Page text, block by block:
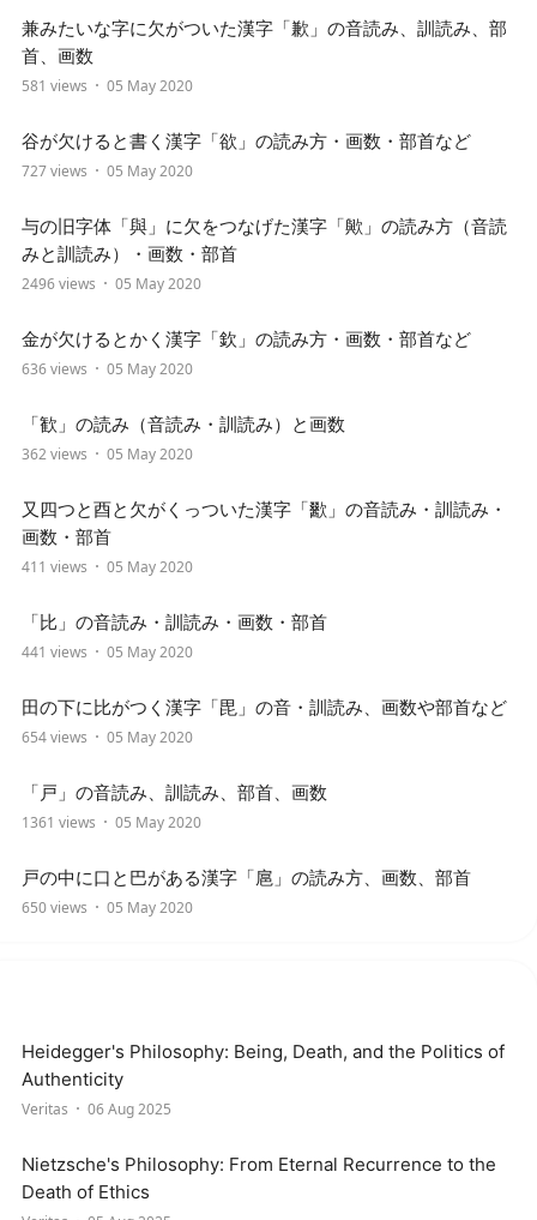
兼みたいな字に欠がついた漢字「歉」の音読み、訓読み、部
首、画数
581 views 05 May 2020
谷が欠けると書く漢字「欲」の読み方・画数・部首など
727 views 05 May 2020
与の旧字体「與」に欠をつなげた漢字「歟」の読み方（音読
みと訓読み）・画数・部首
2496 views 05 May 2020
金が欠けるとかく漢字「欽」の読み方・画数・部首など
636 views 05 May 2020
「歓」の読み（音読み・訓読み）と画数
362 views 05 May 2020
又四つと酉と欠がくっついた漢字「歠」の音読み・訓読み・
画数・部首
411 views 05 May 2020
「比」の音読み・訓読み・画数・部首
441 views 05 May 2020
田の下に比がつく漢字「毘」の音・訓読み、画数や部首など
654 views 05 May 2020
「戸」の音読み、訓読み、部首、画数
1361 views 05 May 2020
戸の中に口と巴がある漢字「扈」の読み方、画数、部首
650 views 05 May 2020
Heidegger's Philosophy: Being, Death, and the Politics of
Authenticity
Veritas 06 Aug 2025
Nietzsche's Philosophy: From Eternal Recurrence to the
Death of Ethics